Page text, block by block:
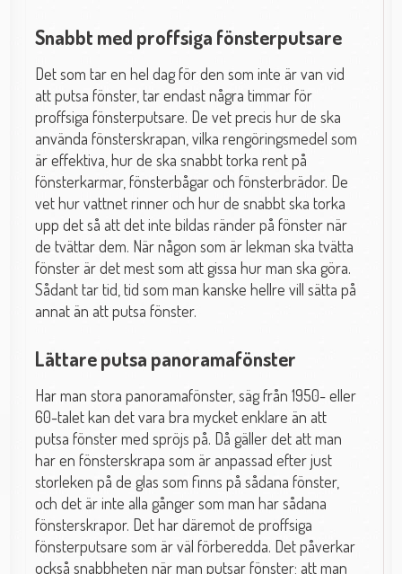
Snabbt med proffsiga fönsterputsare
Det som tar en hel dag för den som inte är van vid
att putsa fönster, tar endast några timmar för
proffsiga fönsterputsare. De vet precis hur de ska
använda fönsterskrapan, vilka rengöringsmedel som
är effektiva, hur de ska snabbt torka rent på
fönsterkarmar, fönsterbågar och fönsterbrädor. De
vet hur vattnet rinner och hur de snabbt ska torka
upp det så att det inte bildas ränder på fönster när
de tvättar dem. När någon som är lekman ska tvätta
fönster är det mest som att gissa hur man ska göra.
Sådant tar tid, tid som man kanske hellre vill sätta på
annat än att putsa fönster.
Lättare putsa panoramafönster
Har man stora panoramafönster, säg från 1950- eller
60-talet kan det vara bra mycket enklare än att
putsa fönster med spröjs på. Då gäller det att man
har en fönsterskrapa som är anpassad efter just
storleken på de glas som finns på sådana fönster,
och det är inte alla gånger som man har sådana
fönsterskrapor. Det har däremot de proffsiga
fönsterputsare som är väl förberedda. Det påverkar
också snabbheten när man putsar fönster; att man